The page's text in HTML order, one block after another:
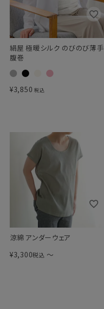
絹屋 極暖シルク のびのび薄手
腹巻
¥3,850 税込
涼綿 アンダーウェア
¥3,300税込 〜